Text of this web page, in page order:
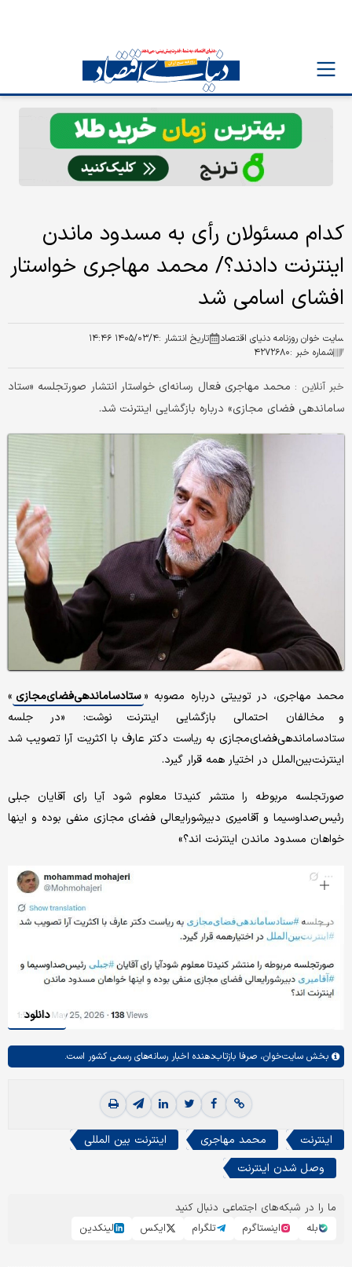
کدام مسئولان رأی به مسدود ماندن
اینترنت دادند؟/ محمد مهاجری خواستار
افشای اسامی شد
سایت خوان روزنامه دنیای اقتصاد تاریخ انتشار :۱۴۰۵/۰۳/۴ ۱۴:۴۶
شماره خبر :۴۲۷۲۶۸۰
خبر آنلاین : محمد مهاجری فعال رسانه‌ای خواستار انتشار صورتجلسه «ستاد
ساماندهی فضای مجازی» درباره بازگشایی اینترنت شد.
محمد مهاجری، در توییتی درباره مصوبه « ستادساماندهی‌فضای‌مجازی »
و مخالفان احتمالی بازگشایی اینترنت نوشت: «در جلسه
ستادساماندهی‌فضای‌مجازی به ریاست دکتر عارف با اکثریت آرا تصویب شد
اینترنت‌بین‌الملل در اختیار همه قرار گیرد.
صورتجلسه مربوطه را منتشر کنیدتا معلوم شود آیا رای آقایان جبلی
رئیس‌صداوسیما و آقامیری دبیرشورایعالی فضای مجازی منفی بوده و اینها
خواهان مسدود ماندن اینترنت اند؟»
دانلود
بخش سایت‌خوان، صرفا بازتاب‌دهنده اخبار رسانه‌های رسمی کشور است.
اینترنت محمد مهاجری
اینترنت بین المللی
وصل شدن اینترنت
ما را در شبکه‌های اجتماعی دنبال کنید
بله
اینستاگرم تلگرام ایکس لینکدین